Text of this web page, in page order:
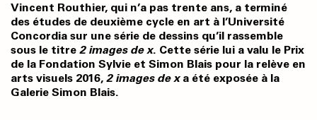
Vincent Routhier, qui n’a pas trente ans, a terminé
des études de deuxième cycle en art à l’Université
Concordia sur une série de dessins qu’il rassemble
sous le titre 2 images de x. Cette série lui a valu le Prix
de la Fondation Sylvie et Simon Blais pour la relève en
arts visuels 2016, 2 images de xa été exposée à la
Galerie Simon Blais.